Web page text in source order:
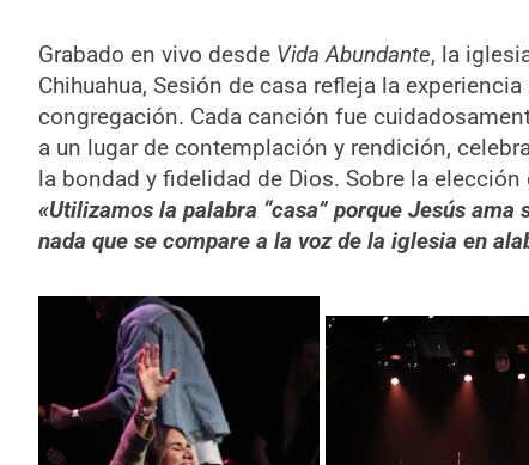
Grabado en vivo desde Vida Abundante, la
Chihuahua, Sesión de casa refleja la
congregación. Cada canción fue
a un lugar de contemplación y rendición,
la bondad y fidelidad de Dios. Sobre la
«Utilizamos la palabra “casa” porque Jesús ama
nada que se compare a la voz de la iglesia en